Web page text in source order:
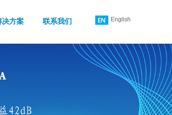
决方案 联系我们 English